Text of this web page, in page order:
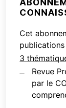
Cet
3
Revue
par le